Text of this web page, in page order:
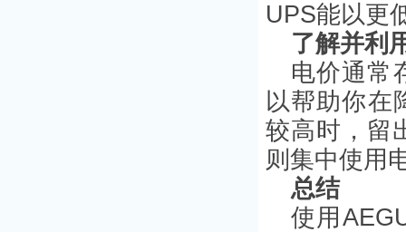
UPS能以更
了解并利
电价通常
以帮助你在
较高时，留
则集中使用
总结
使用